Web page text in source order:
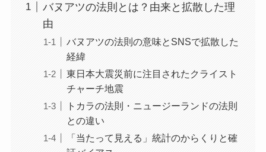
バヌアツの法則とは？由来と拡散した理
由
バヌアツの法則の意味とSNSで拡散した
経緯
東日本大震災前に注目されたクライスト
チャーチ地震
トカラの法則・ニュージーランドの法則
との違い
「当たって見える」統計のからくりと確